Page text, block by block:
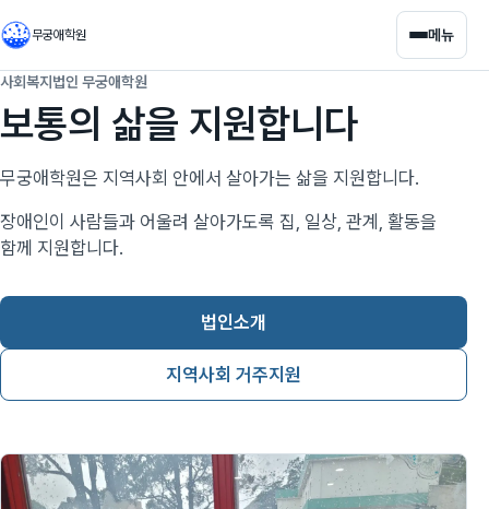
무궁애학원 메뉴
사회복지법인 무궁애학원
보통의 삶을 지원합니다
무궁애학원은 지역사회 안에서 살아가는 삶을 지원합니다.
장애인이 사람들과 어울려 살아가도록 집, 일상, 관계, 활동을
함께 지원합니다.
법인소개
지역사회 거주지원